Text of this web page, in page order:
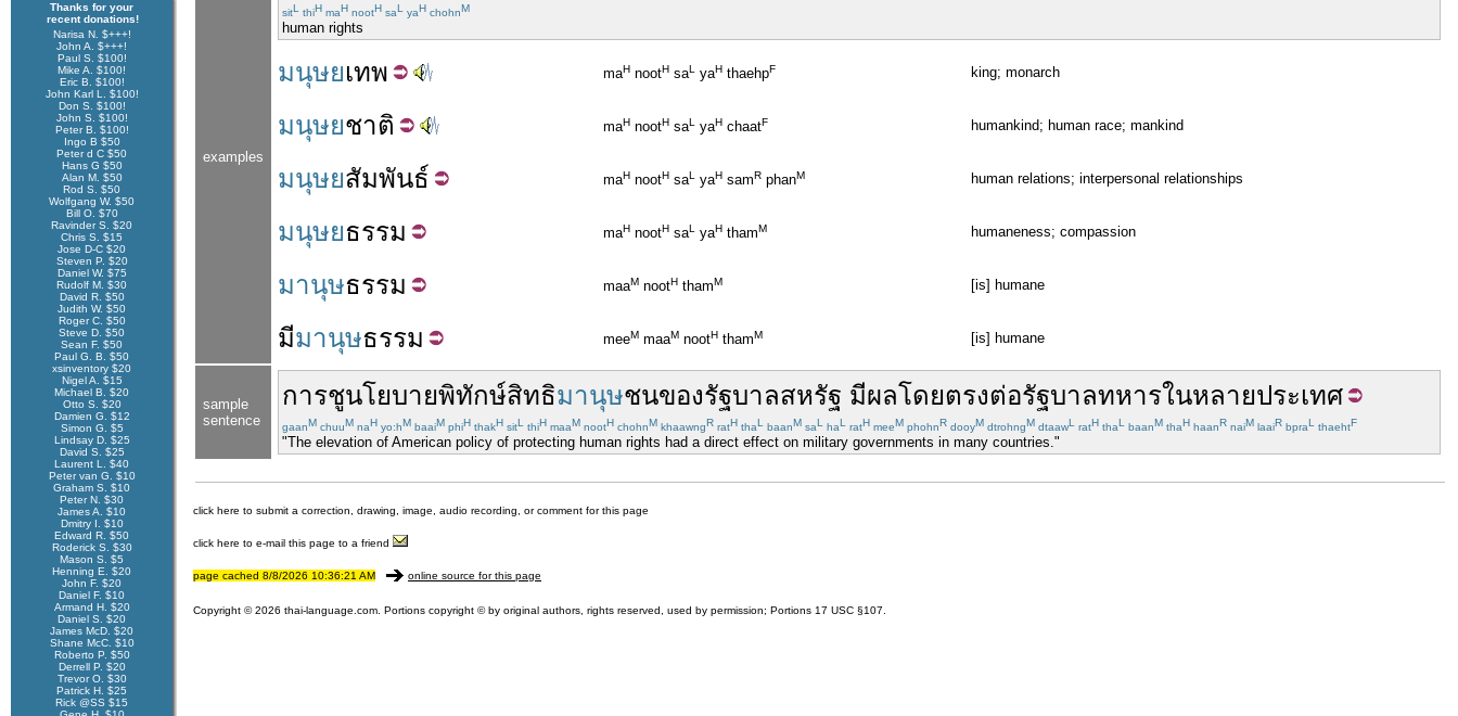
Thanks for your
recent donations!
Narisa N. $+++!
John A. $+++!
Paul S. $100!
Mike A. $100!
Eric B. $100!
John Karl L. $100!
Don S. $100!
John S. $100!
Peter B. $100!
Ingo B $50
Peter d C $50
Hans G $50
Alan M. $50
Rod S. $50
Wolfgang W. $50
Bill O. $70
Ravinder S. $20
Chris S. $15
Jose D-C $20
Steven P. $20
Daniel W. $75
Rudolf M. $30
David R. $50
Judith W. $50
Roger C. $50
Steve D. $50
Sean F. $50
Paul G. B. $50
xsinventory $20
Nigel A. $15
Michael B. $20
Otto S. $20
Damien G. $12
Simon G. $5
Lindsay D. $25
David S. $25
Laurent L. $40
Peter van G. $10
Graham S. $10
Peter N. $30
James A. $10
Dmitry I. $10
Edward R. $50
Roderick S. $30
Mason S. $5
Henning E. $20
John F. $20
Daniel F. $10
Armand H. $20
Daniel S. $20
James McD. $20
Shane McC. $10
Roberto P. $50
Derrell P. $20
Trevor O. $30
Patrick H. $25
Rick @SS $15
examples
sitL thiH maH nootH saL yaH chohnM
human rights
มนุษยเทพ maH nootH saL yaH thaehpF king; monarch
มนุษยชาติ maH nootH saL yaH chaatF humankind; human race; mankind
มนุษยสัมพันธ์ maH nootH saL yaH samR phanM human relations; interpersonal relationships
มนุษยธรรม maH nootH saL yaH thamM humaneness; compassion
มานุษธรรม maaM nootH thamM [is] humane
มีมานุษธรรม meeM maaM nootH thamM [is] humane
sample
sentence
การชูนโยบายพิทักษ์สิทธิมานุษชนของรัฐบาลสหรัฐ มีผลโดยตรงต่อรัฐบาลทหารในหลายประเทศ
gaanM chuuM naH yo:hM baaiM phiH thakH sitL thiH maaM nootH chohnM khaawngR ratH thaL baanM saL haL ratH meeM phohnR dooyM dtrohngM dtaawL ratH thaL baanM thaH haanR naiM laaiR bpraL thaehtF
"The elevation of American policy of protecting human rights had a direct effect on military governments in many countries."
click here to submit a correction, drawing, image, audio recording, or comment for this page
click here to e-mail this page to a friend
page cached 8/8/2026 10:36:21 AM online source for this page
Copyright © 2026 thai-language.com. Portions copyright © by original authors, rights reserved, used by permission; Portions 17 USC §107